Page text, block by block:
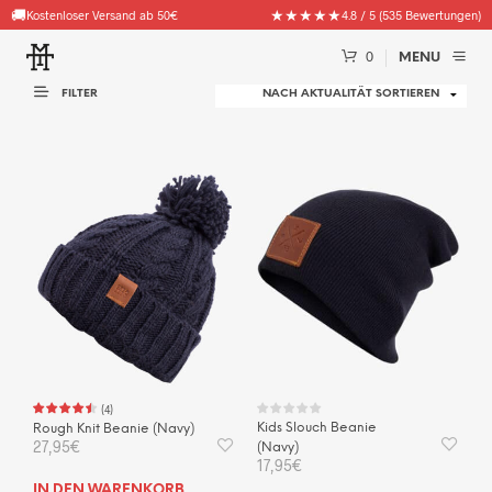
🚚Kostenloser Versand ab 50€ ★★★★★4.8 / 5 (535 Bewertungen)
0 MENU
FILTER
(4)
Rough Knit Beanie (Navy)
27,95€
Kids Slouch Beanie
(Navy)
17,95€